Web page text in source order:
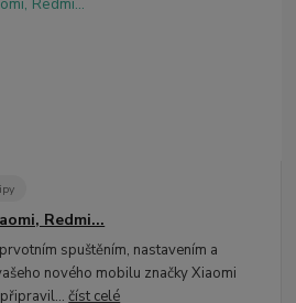
Redmi...
spuštěním, nastavením a
nového mobilu značky Xiaomi
připravil...číst celé